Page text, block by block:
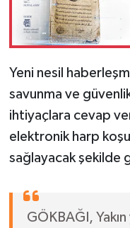
Yeni nesil
savunma ve
ihtiyaçlara cevap
elektronik harp
sağlayacak şekilde
GÖKBAĞI,